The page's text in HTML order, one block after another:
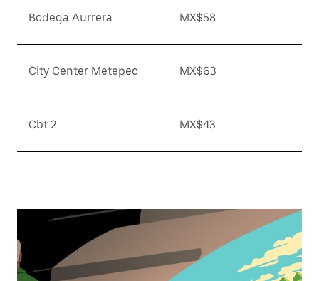
Bodega Aurrera MX$58
City Center Metepec MX$63
Cbt 2 MX$43